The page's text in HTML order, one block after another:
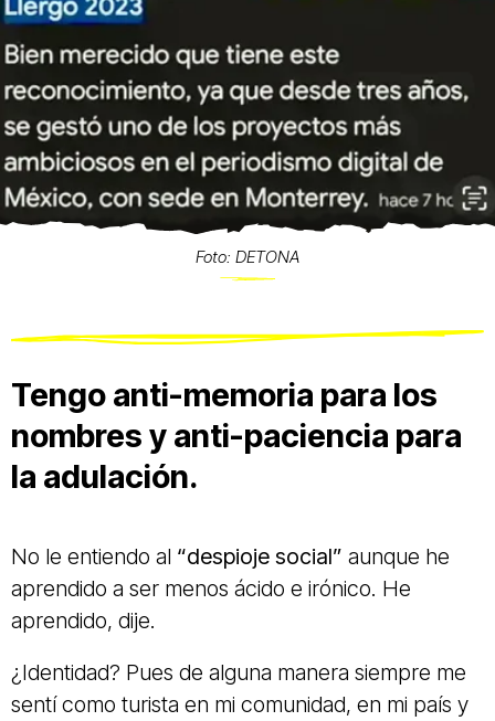
Foto: DETONA
Tengo anti-memoria para los
nombres y anti-paciencia para
la adulación.
No le entiendo al “despioje social” aunque he
aprendido a ser menos ácido e irónico. He
aprendido, dije.
¿Identidad? Pues de alguna manera siempre me
sentí como turista en mi comunidad, en mi país y